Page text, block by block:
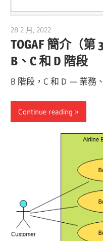
28 2 月, 2022
TOGAF 簡介（第
B、C 和 D 階段
B 階段，C 和 D — 業務
Continue reading